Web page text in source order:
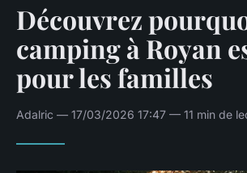
Découvrez
camping à Royan
pour les familles
Adalric — 17/03/2026 17:47 — 11 min de